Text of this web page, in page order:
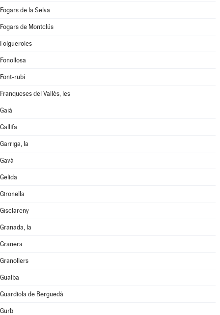
Fogars de la Selva
Fogars de Montclús
Folgueroles
Fonollosa
Font-rubí
Franqueses del Vallès, les
Gaià
Gallifa
Garriga, la
Gavà
Gelida
Gironella
Gisclareny
Granada, la
Granera
Granollers
Gualba
Guardiola de Berguedà
Gurb